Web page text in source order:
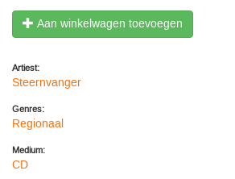
Aan winkelwagen toevoegen
Artiest:
Steernvanger
Genres:
Regionaal
Medium:
CD